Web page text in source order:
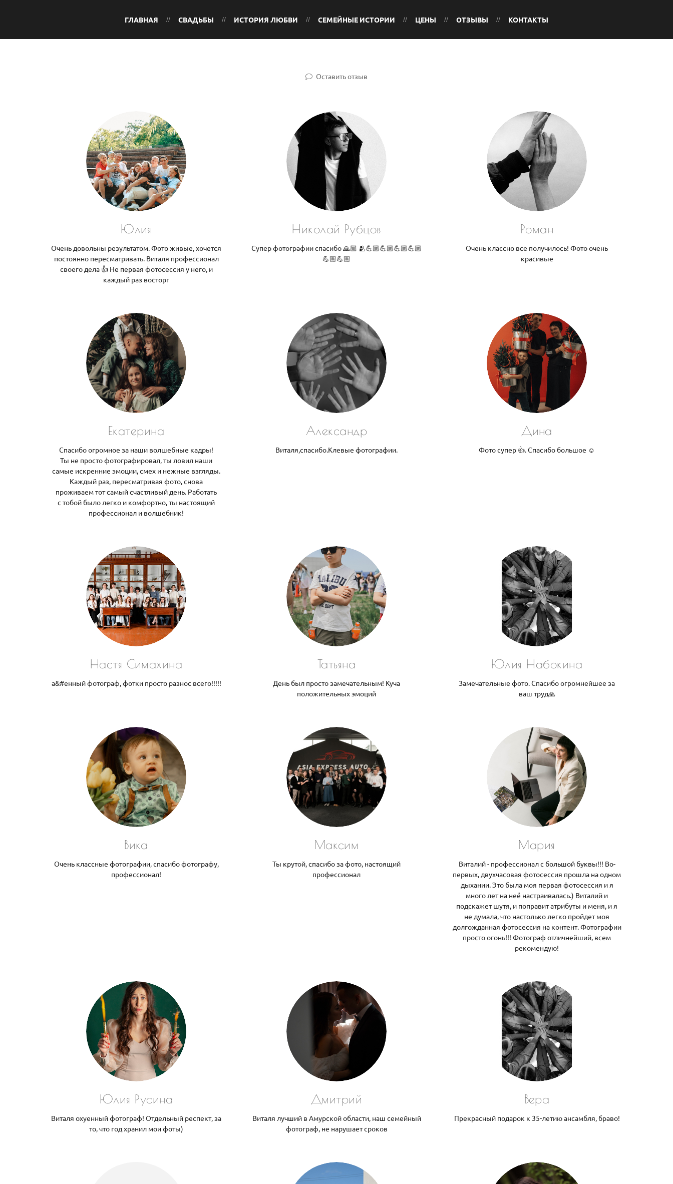
ГЛАВНАЯ СВАДЬБЫ ИСТОРИЯ ЛЮБВИ СЕМЕЙНЫЕ ИСТОРИИ ЦЕНЫ ОТЗЫВЫ КОНТАКТЫ
Оставить отзыв
Юлия
Очень довольны результатом. Фото живые, хочется
постоянно пересматривать. Виталя профессионал
своего дела 👍 Не первая фотосессия у него, и
каждый раз восторг
Николай Рубцов
Супер фотографии спасибо 🙏🏼 🫂💪🏼💪🏼💪🏼💪🏼
💪🏼💪🏼
Роман
Очень классно все получилось! Фото очень
красивые
Екатерина
Спасибо огромное за наши волшебные кадры!
Ты не просто фотографировал, ты ловил наши
самые искренние эмоции, смех и нежные взгляды.
Каждый раз, пересматривая фото, снова
проживаем тот самый счастливый день. Работать
с тобой было легко и комфортно, ты настоящий
профессионал и волшебник!
Александр
Виталя,спасибо.Клевые фотографии.
Дина
Фото супер 👍. Спасибо большое ☺️
Настя Симахина
а&#енный фотограф, фотки просто разнос всего!!!!!
Татьяна
День был просто замечательным! Куча
положительных эмоций
Юлия Набокина
Замечательные фото. Спасибо огромнейшее за
ваш труд🙏
Вика
Очень классные фотографии, спасибо фотографу,
профессионал!
Максим
Ты крутой, спасибо за фото, настоящий
профессионал
Мария
Виталий - профессионал с большой буквы!!! Во-
первых, двухчасовая фотосессия прошла на одном
дыхании. Это была моя первая фотосессия и я
много лет на неё настраивалась.) Виталий и
подскажет шутя, и поправит атрибуты и меня, и я
не думала, что настолько легко пройдет моя
долгожданная фотосессия на контент. Фотографии
просто огонь!!! Фотограф отличнейший, всем
рекомендую!
Юлия Русина
Виталя охуенный фотограф! Отдельный респект, за
то, что год хранил мои фоты)
Дмитрий
Виталя лучший в Амурской области, наш семейный
фотограф, не нарушает сроков
Вера
Прекрасный подарок к 35-летию ансамбля, браво!